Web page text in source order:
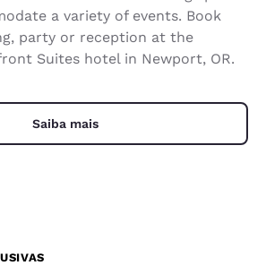
a variety of events. Book
party or reception at the
Suites hotel in Newport, OR.
Saiba mais